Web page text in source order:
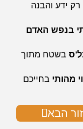
ידע והבנה
בנפש האדם
בשטח מתוך
מהותי בחייכם
הבא